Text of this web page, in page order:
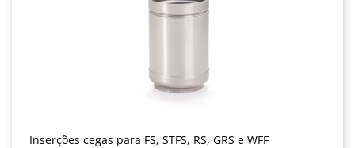
Inserções cegas para FS, STFS, RS, GRS e WFF